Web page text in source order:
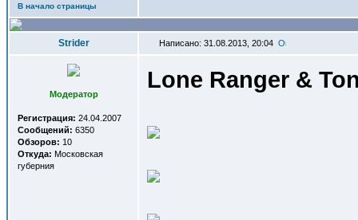
В начало страницы
Strider Написано: 31.08.2013, 20:04
Модератор
Регистрация: 24.04.2007
Сообщений: 6350
Обзоров: 10
Откуда: Московская
губерния
Lone Ranger &